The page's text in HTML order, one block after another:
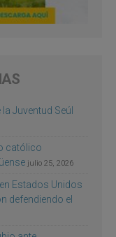
Juventud Seúl
católico
julio 25, 2026
Estados Unidos
defendiendo el